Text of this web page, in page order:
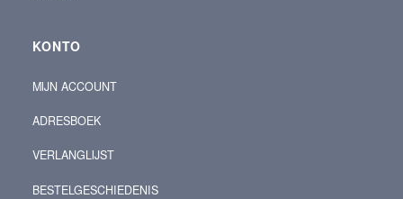
KONTO
MIJN ACCOUNT
ADRESBOEK
VERLANGLIJST
BESTELGESCHIEDENIS